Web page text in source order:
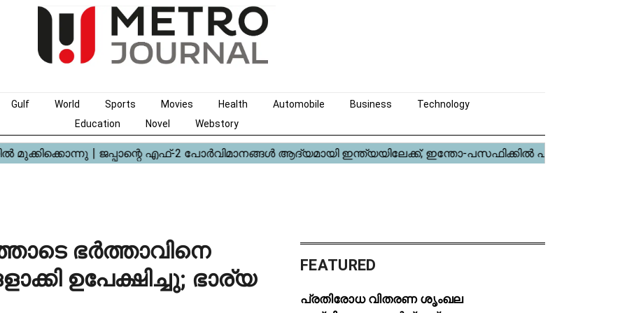
Gulf World Sports Movies Health Automobile Business
Technology
Education
Novel Webstory
ഭർത്താവിനെ
ഉപേക്ഷിച്ചു; ഭാര്യ
FEATURED
പ്രതിരോധ വിതരണ ശൃംഖല